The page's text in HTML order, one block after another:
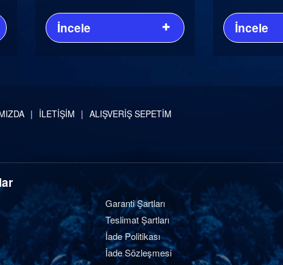
İncele İncele
İLETİŞİM ALIŞVERİŞ SEPETİM
Garanti Şartları
Teslimat Şartları
İade Politikası
İade Sözleşmesi